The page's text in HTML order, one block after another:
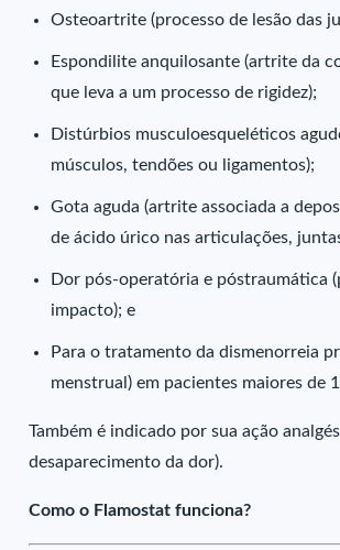
Osteoartrite (processo de lesão das
Espondilite anquilosante (artrite da
que leva a um processo de rigidez);
Distúrbios musculoesqueléticos
músculos, tendões ou ligamentos);
Gota aguda (artrite associada a
de ácido úrico nas articulações,
Dor pós-operatória e póstraumática
impacto); e
Para o tratamento da dismenorreia
menstrual) em pacientes maiores de
Também é indicado por sua ação
desaparecimento da dor).
Como o Flamostat funciona?